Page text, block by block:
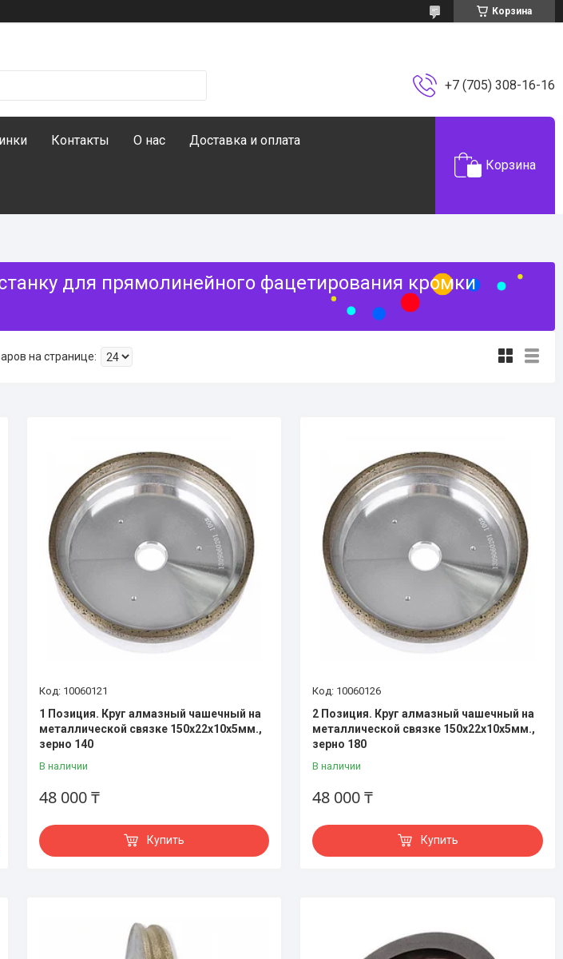
Корзина
+7 (705) 308-16-16
Контакты О нас Доставка и оплата
Корзина
для прямолинейного фацетирования кромки
10060121
1 Позиция. Круг алмазный чашечный на
металлической связке 150х22х10х5мм.,
зерно 140
В наличии
48 000 ₸
Купить
10060126
2 Позиция. Круг алмазный чашечный на
металлической связке 150х22х10х5мм.,
зерно 180
В наличии
48 000 ₸
Купить